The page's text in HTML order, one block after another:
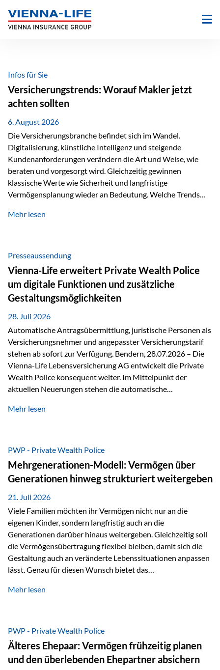
Inhalt
springen
Infos für Sie
Versicherungstrends: Worauf Makler jetzt
achten sollten
6. August 2026
Die Versicherungsbranche befindet sich im Wandel.
Digitalisierung, künstliche Intelligenz und steigende
Kundenanforderungen verändern die Art und Weise, wie
beraten und vorgesorgt wird. Gleichzeitig gewinnen
klassische Werte wie Sicherheit und langfristige
Vermögensplanung wieder an Bedeutung. Welche Trends
Blick behalten? Digitalisierung und KI verändern die
administrative Aufgaben, beschleunigen Abläufe und
schaffen mehr Zeit für das Wesentliche: die persönliche
Beratung. Gerade deshalb wird die individuelle Betreuung
zum entscheidenden Erfolgsfaktor. Technologie kann
unterstützen, Vertrauen entsteht jedoch weiterhin im
persönlichen Gespräch. Bei der Vienna-Life reagieren…
Mehr lesen
Presseaussendung
Vienna-Life erweitert Private Wealth Police
um digitale Funktionen und zusätzliche
Gestaltungsmöglichkeiten
28. Juli 2026
Automatische Antragsübermittlung, juristische Personen als
Versicherungsnehmer und angepasster Versicherungstarif
stehen ab sofort zur Verfügung. Bendern, 28.07.2026 – Die
Vienna-Life Lebensversicherung AG entwickelt die Private
Wealth Police konsequent weiter. Im Mittelpunkt der
aktuellen Neuerungen stehen die automatische
als Versicherungsnehmer einzusetzen, sowie eine
Abwicklung für Vertriebspartner deutlich effizienter
gestaltet. Anträge werden direkt elektronisch übermittelt,
Medienbrüche reduziert und die weitere Bearbeitung
beschleunigt. Ab sofort können auch juristische Personen,
wie Kapitalgesellschaften oder Stiftungen, als
Versicherungsnehmer eingesetzt werden. Damit erweitert
die Vienna-Life die Einsatzmöglichkeiten der Private Wealth
Police insbesondere für…
Mehr lesen
PWP - Private Wealth Police
Mehrgenerationen-Modell: Vermögen über
Generationen hinweg strukturiert weitergeben
21. Juli 2026
Viele Familien möchten ihr Vermögen nicht nur an die
eigenen Kinder, sondern langfristig auch an die
Generationen darüber hinaus weitergeben. Gleichzeitig soll
die Vermögensübertragung flexibel bleiben, damit sich die
Gestaltung auch an veränderte Lebenssituationen anpassen
lässt. Genau für diesen Wunsch bietet das
Vienna-Life eine interessante Lösung. Es ermöglicht,
Ausgangssituation Stellen Sie sich folgende Familie vor: Die
Großeltern haben über viele Jahre Vermögen aufgebaut. Ihr
Wunsch ist es, dieses Vermögen nicht nur den eigenen
Kindern, sondern langfristig auch den Enkeln zukommen zu…
Mehr lesen
PWP - Private Wealth Police
Älteres Ehepaar: Vermögen frühzeitig planen
und den überlebenden Ehepartner absichern